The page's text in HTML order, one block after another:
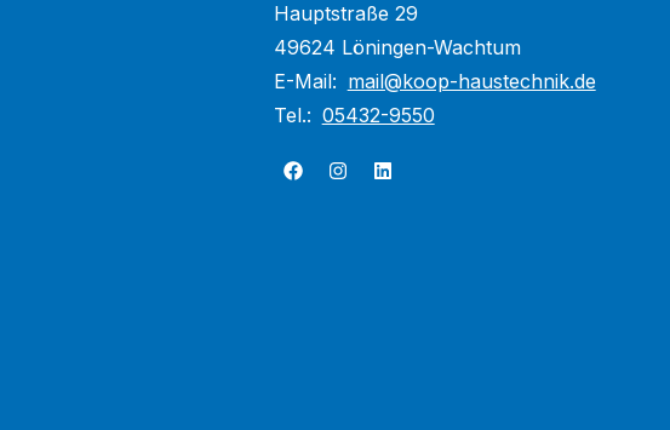
Hauptstraße 29
49624 Löningen-Wachtum
E-Mail: mail@koop-haustechnik.de
Tel.: 05432-9550